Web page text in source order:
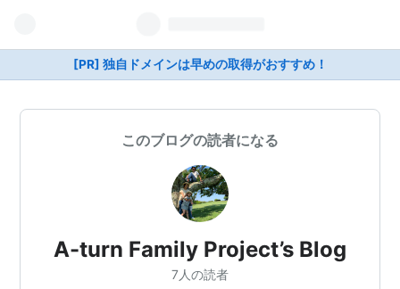
[PR] 独自ドメインは早めの取得がおすすめ！
このブログの読者になる
A-turn Family Project’s Blog
7人の読者